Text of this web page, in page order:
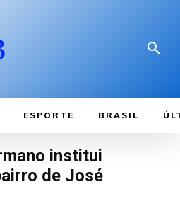
ESPORTE BRASIL
institui
de José